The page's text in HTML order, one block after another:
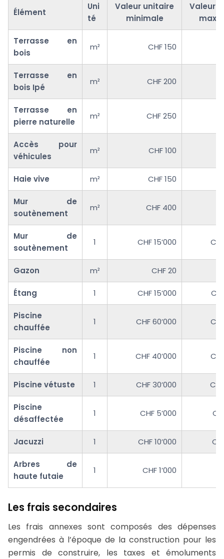
Élément
Uni
té
Valeur unitaire
minimale
Valeur
Terrasse en
bois
m² CHF 150
Terrasse en
bois Ipé
m² CHF 200
Terrasse en
pierre naturelle
m² CHF 250
Accès pour
véhicules
m² CHF 100
Haie vive m² CHF 150
Mur de
soutènement
m² CHF 400
Mur de
soutènement
1 CHF 15’000
Gazon m² CHF 20
Étang 1 CHF 15’000
Piscine
chauffée
1 CHF 60’000
Piscine non
chauffée
1 CHF 40’000
Piscine vétuste 1 CHF 30’000
Piscine
désaffectée
1 CHF 5’000
Jacuzzi 1 CHF 10’000
Arbres de
haute futaie
1 CHF 1’000
Les frais secondaires
Les frais annexes sont composés des dépenses
engendrées à l’époque de la construction pour les
permis de construire, les taxes et émoluments